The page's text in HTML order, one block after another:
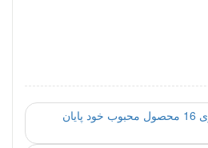
اپل به پشتیبانی نرم‌افزاری 16 محصول محبوب خود پایان